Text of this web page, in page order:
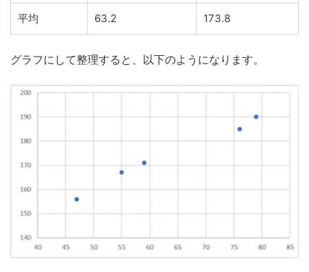
平均 63.2 173.8
グラフにして整理すると、以下のようになります。